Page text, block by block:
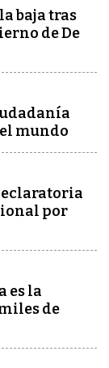
baja tras
de De
mundo
por
es la
de